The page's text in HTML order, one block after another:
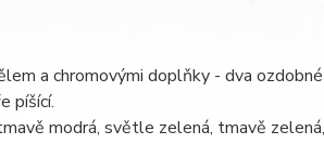
a chromovými doplňky - dva
píšící.
modrá, světle zelená, tmavě